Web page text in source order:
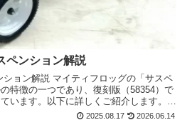
ペンション解説
ョン解説 マイティフロッグの「サスペ
特徴の一つであり、復刻版（58354）で
います。以下に詳しくご紹介します。🔧
スプリング──o... 2025.08.17 2026.06.14